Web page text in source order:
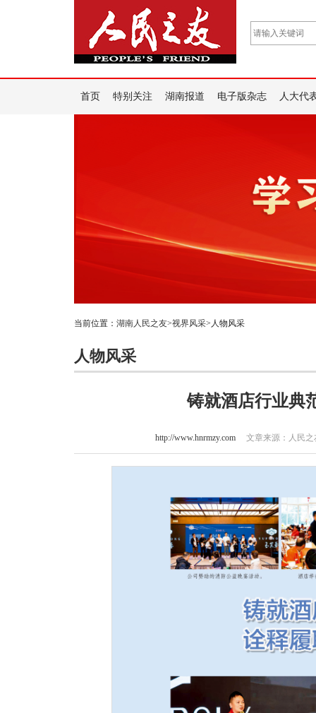
首页 特别关注 湖南报道 电子版杂志 人大代
当前位置： 湖南人民之友>视界风采>人物风采
人物风采
铸就酒店行业典
http://www.hnrmzy.com 文章来源：人民